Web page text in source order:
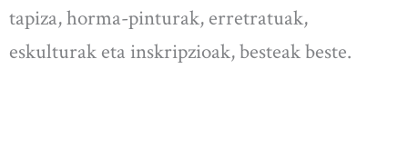
tapiza, horma-pinturak, erretratuak,
eskulturak eta inskripzioak, besteak beste.